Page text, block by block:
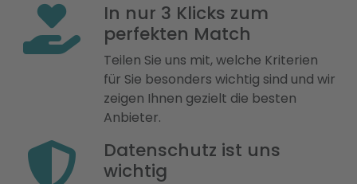
In nur 3 Klicks zum
perfekten Match
Teilen Sie uns mit, welche Kriterien
für Sie besonders wichtig sind und wir
zeigen Ihnen gezielt die besten
Anbieter.
Datenschutz ist uns
wichtig